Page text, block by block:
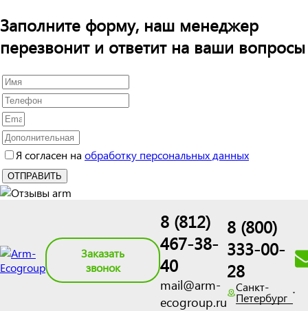
Заполните форму, наш менеджер
перезвонит и ответит на ваши вопросы
Я согласен на обработку персональных данных
Заказать
звонок
8 (812)
467-38-
40
mail@arm-
ecogroup.ru
8 (800)
333-00-
28
Санкт-
Петербург